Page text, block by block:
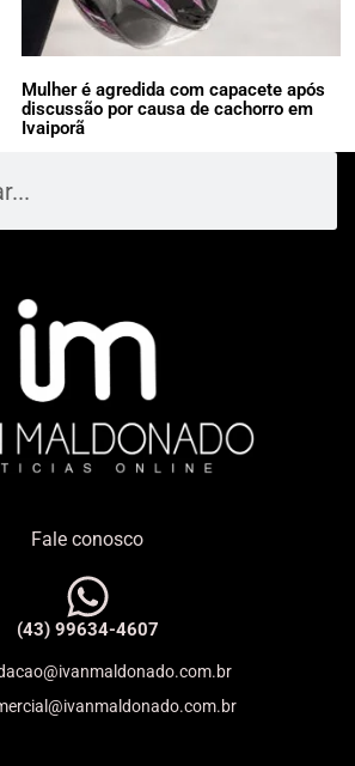
Mulher é agredida com capacete após
discussão por causa de cachorro em
Ivaiporã
Fale conosco
(43) 99634-4607